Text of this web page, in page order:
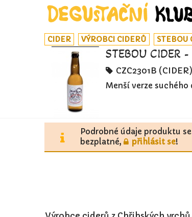
CIDER VÝROBCI CIDERŮ STEBOU
STEBOU CIDER
CZC2301B (CIDER)
Menší verze suchého
Podrobné údaje produktu
bezplatné,
přihlásit se!